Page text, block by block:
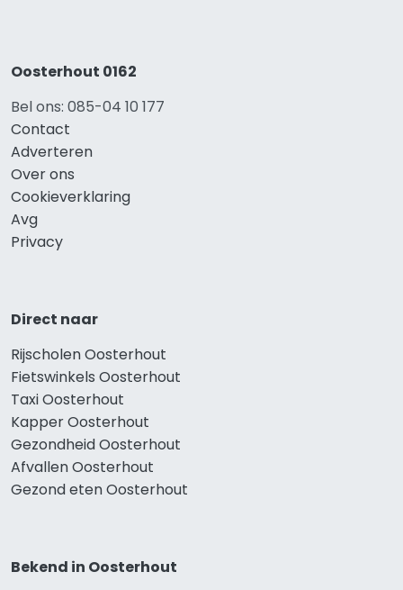
Oosterhout 0162
Bel ons: 085-04 10 177
Contact
Adverteren
Over ons
Cookieverklaring
Avg
Privacy
Direct naar
Rijscholen Oosterhout
Fietswinkels Oosterhout
Taxi Oosterhout
Kapper Oosterhout
Gezondheid Oosterhout
Afvallen Oosterhout
Gezond eten Oosterhout
Bekend in Oosterhout